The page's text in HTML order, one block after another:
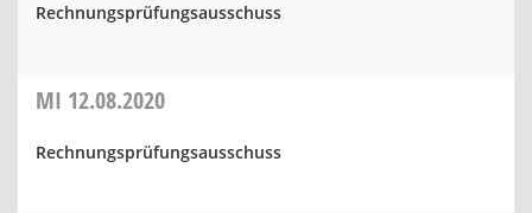
Rechnungsprüfungsausschuss
MI 12.08.2020
Rechnungsprüfungsausschuss